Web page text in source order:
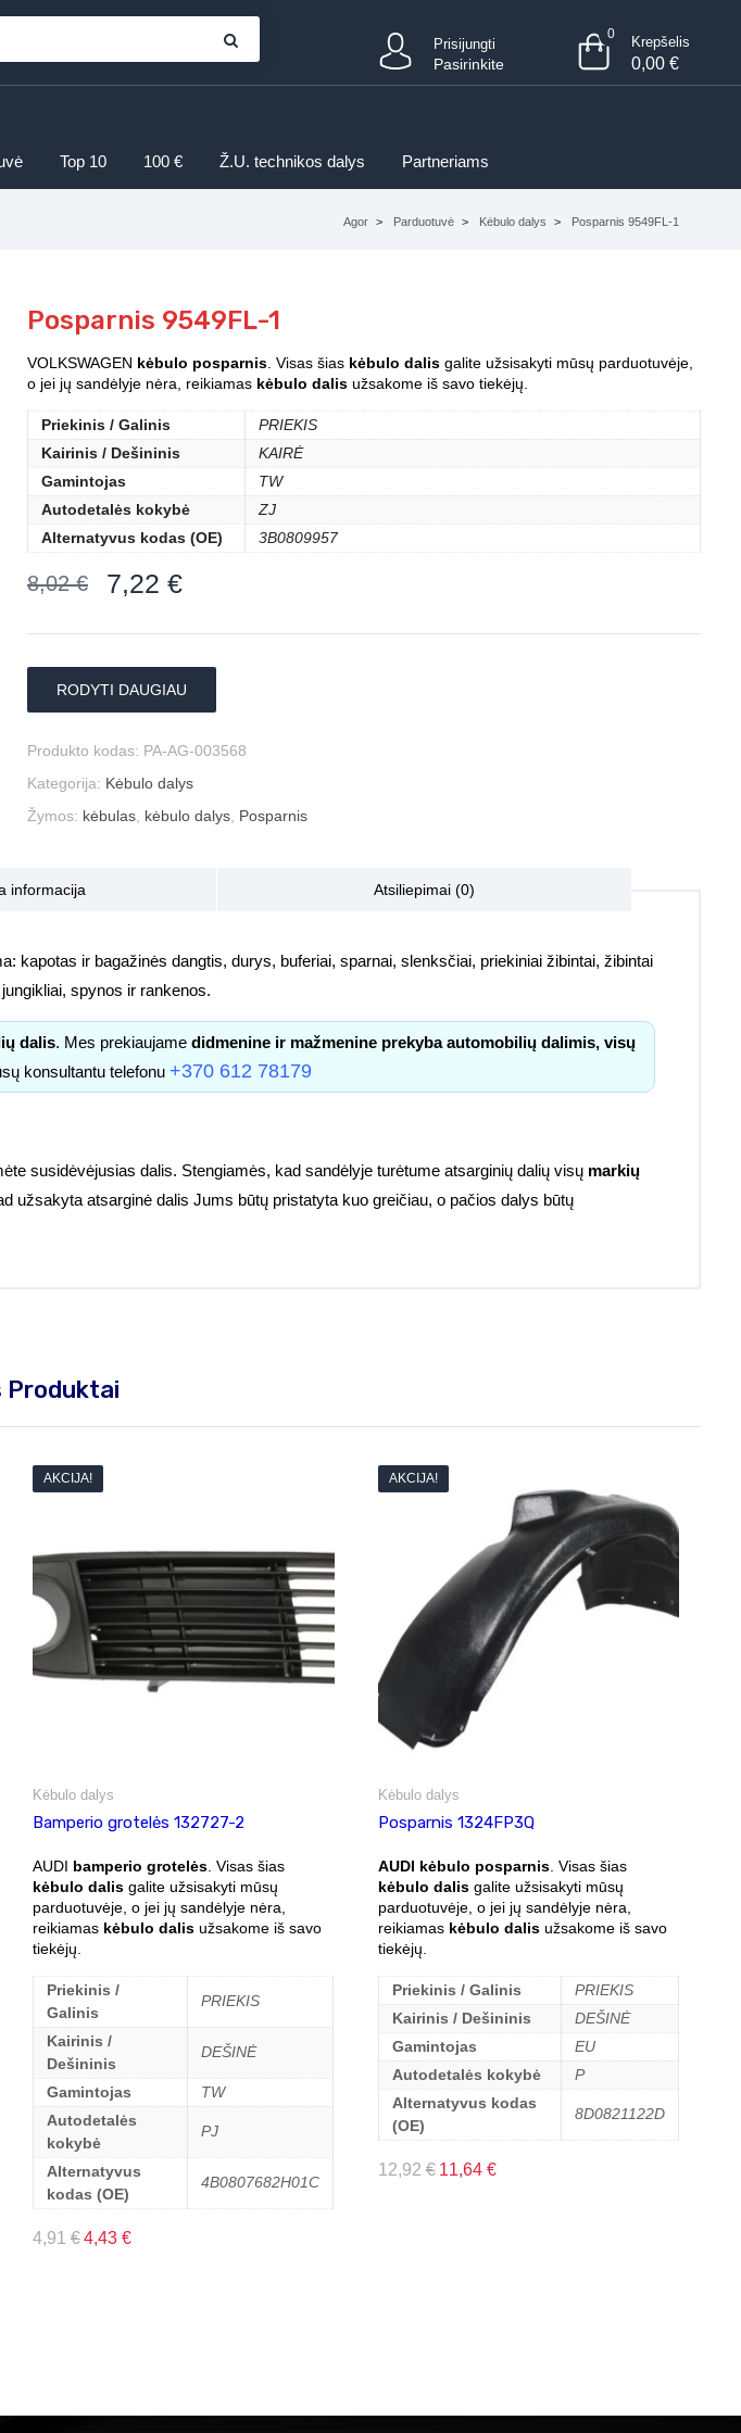
Prisijungti
Pasirinkite
0 Krepšelis
0,00 €
Top 10 100 € Ž.U. technikos dalys Partneriams
Agor Parduotuvė Kėbulo dalys Posparnis 9549FL-1
Posparnis 9549FL-1
VOLKSWAGEN kėbulo posparnis . Visas šias kėbulo dalis galite užsisakyti mūsų parduotuvėje,
o jei jų sandėlyje nėra, reikiamas kėbulo dalis užsakome iš savo tiekėjų.
Priekinis / Galinis
PRIEKIS
Kairinis / Dešininis
KAIRĖ
Gamintojas
TW
Autodetalės kokybė
ZJ
Alternatyvus kodas (OE)
3B0809957
8,02€ 7,22 €
RODYTI DAUGIAU
Produkto kodas: PA-AG-003568
Kategorija: Kėbulo dalys
Žymos: kėbulas kėbulo dalys Posparnis
informacija Atsiliepimai (0)
kapotas ir bagažinės dangtis, durys, buferiai, sparnai, slenksčiai, priekiniai žibintai, žibintai
spynos ir rankenos.
dalis. Mes prekiaujame didmenine ir mažmenine prekyba automobilių dalimis, visų
konsultantu telefonu +370 612 78179
susidėvėjusias dalis. Stengiamės, kad sandėlyje turėtume atsarginių dalių visų markių
užsakyta atsarginė dalis Jums būtų pristatyta kuo greičiau, o pačios dalys būtų
Produktai
AKCIJA!
Kėbulo dalys
Bamperio grotelės 132727-2
AUDI bamperio grotelės . Visas šias
kėbulo dalis galite užsisakyti mūsų
parduotuvėje, o jei jų sandėlyje nėra,
reikiamas kėbulo dalis užsakome iš savo
tiekėjų.
Priekinis /
Galinis
PRIEKIS
Kairinis /
Dešininis
DEŠINĖ
Gamintojas
TW
Autodetalės
kokybė
PJ
Alternatyvus
kodas (OE)
4B0807682H01C
4,91 €4,43 €
AKCIJA!
Kėbulo dalys
Posparnis 1324FP3Q
AUDI kėbulo posparnis. Visas šias
kėbulo dalisgalite užsisakyti mūsų
parduotuvėje, o jei jų sandėlyje nėra,
reikiamas kėbulo dalisužsakome iš savo
tiekėjų.
Priekinis / Galinis
PRIEKIS
Kairinis / Dešininis
DEŠINĖ
Gamintojas
EU
Autodetalės kokybė
P
Alternatyvus kodas
(OE)
8D0821122D
12,92€ 11,64 €